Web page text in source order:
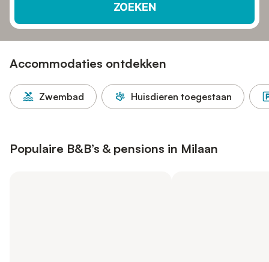
ZOEKEN
Accommodaties ontdekken
Zwembad Huisdieren toegestaan
Populaire B&B’s & pensions in Milaan